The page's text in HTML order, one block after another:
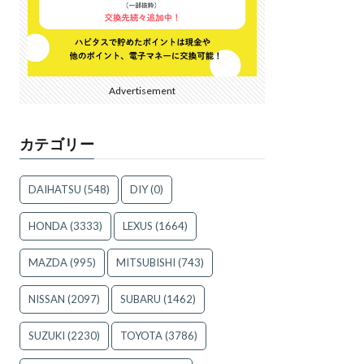
Advertisement
カテゴリー
DAIHATSU (548) DIY(0)
HONDA(3333) LEXUS (1664)
MAZDA(995) MITSUBISHI (743)
NISSAN (2097) SUBARU (1462)
SUZUKI (2230) TOYOTA(3786)